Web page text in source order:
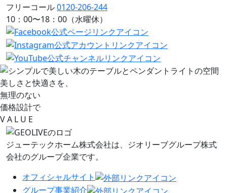
フリーコール0120-206-244
10：00〜18：00（水曜休）
美しさと快適さを、
無理のない
価格設計で
VA L U E
ジューテックホーム株式会社は、 ジオリーブグループ株式
会社のグループ企業です。
オフィシャルサイト
グループ事業紹介